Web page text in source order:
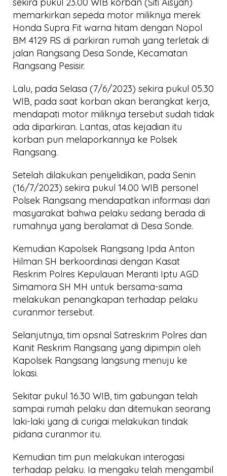
memarkirkan sepeda motor miliknya merek
Honda Supra Fit warna hitam dengan Nopol
BM 4129 RS di parkiran rumah yang terletak di
jalan Rangsang Desa Sonde, Kecamatan
Rangsang Pesisir.
Lalu, pada Selasa (7/6/2023) sekira pukul 05.30
WIB, pada saat korban akan berangkat kerja,
mendapati motor miliknya tersebut sudah tidak
ada diparkiran. Lantas, atas kejadian itu
korban pun melaporkannya ke Polsek
Rangsang.
Setelah dilakukan penyelidikan, pada Senin
(16/7/2023) sekira pukul 14.00 WIB personel
Polsek Rangsang mendapatkan informasi dari
masyarakat bahwa pelaku sedang berada di
rumahnya yang beralamat di Desa Sonde.
Kemudian Kapolsek Rangsang Ipda Anton
Hilman SH berkoordinasi dengan Kasat
Reskrim Polres Kepulauan Meranti Iptu AGD
Simamora SH MH untuk bersama-sama
melakukan penangkapan terhadap pelaku
curanmor tersebut.
Selanjutnya, tim opsnal Satreskrim Polres dan
Kanit Reskrim Rangsang yang dipimpin oleh
Kapolsek Rangsang langsung menuju ke
lokasi.
Sekitar pukul 16.30 WIB, tim gabungan telah
sampai rumah pelaku dan ditemukan seorang
laki-laki yang di curigai melakukan tindak
pidana curanmor itu.
Kemudian tim pun melakukan interogasi
terhadap pelaku. Ia mengaku telah mengambil